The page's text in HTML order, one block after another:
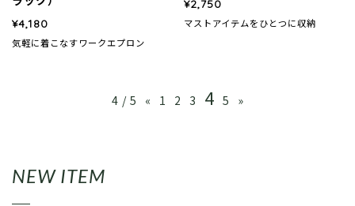
¥4,180
気軽に着こなすワークエプロン
¥2,750
マストアイテムをひとつに収納
4 / 5 « 1 2 3 4 5 »
NEW ITEM